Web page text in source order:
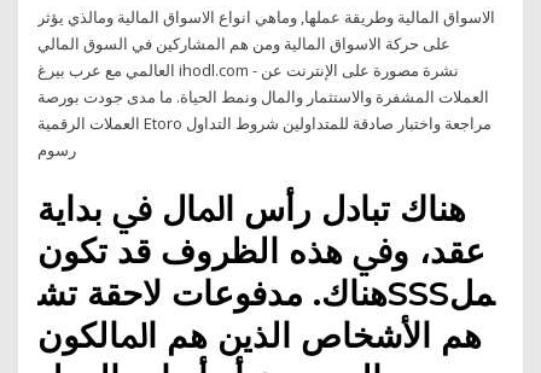
الاسواق المالية وطريقة عملها, وماهي انواع الاسواق المالية ومالذي يؤثر
على حركة الاسواق المالية ومن هم المشاركين في السوق المالي
العالمي مع عرب بيرغ ihodl.com - نشرة مصورة على الإنترنت عن
العملات المشفرة والاستثمار والمال ونمط الحياة. ما مدى جودت بورصة
العملات الرقمية Etoro مراجعة واختبار صادقة للمتداولين شروط التداول
رسوم
ﻫﻨﺎك ﺗﺒﺎدل رأس اﳌﺎل ﰲ ﺑﺪاﻳﺔ
ﻋﻘﺪ، وﰲ ﻫﺬه اﻟﻈﺮوف ﻗﺪ ﺗﮑﻮن
ﻫﻨﺎك. ﻣﺪﻓﻮﻋﺎت ﻻﺣﻘﺔ ﺗﺸSSSﻤﻞ
ﻫﻢ اﻷﺷﺨﺎص اﻟﺬﻳﻦ ﻫﻢ اﳌﺎﻟﮑﻮن